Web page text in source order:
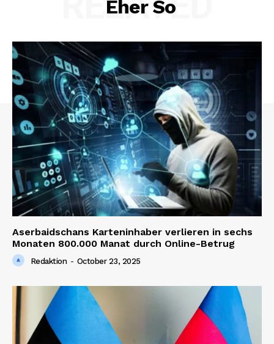
Eher So
Aserbaidschans Karteninhaber verlieren in sechs
Monaten 800.000 Manat durch Online-Betrug
Redaktion - October 23, 2025